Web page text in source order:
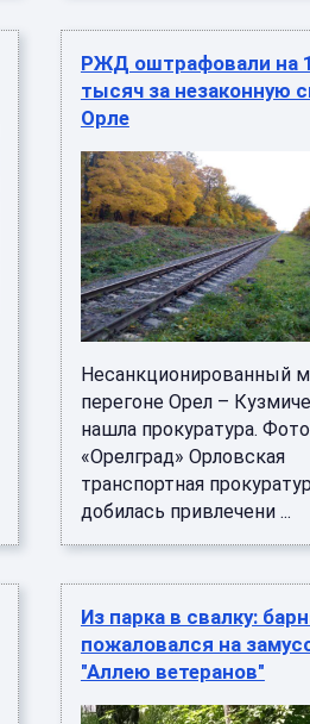
РЖД оштрафовали на
тысяч за незаконную
Орле
Несанкционированный
перегоне Орел –
нашла прокуратура.
«Орелград» Орловская
транспортная
добилась привлечени ...
Из парка в свалку:
пожаловался на
"Аллею ветеранов"